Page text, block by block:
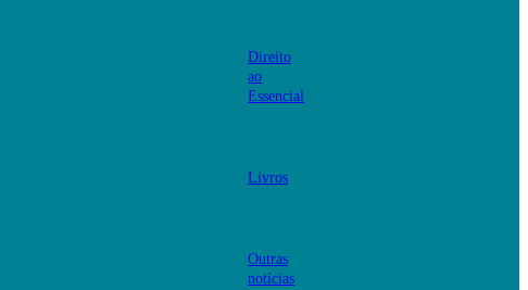
Direito
ao
Essencial
Livros
Outras
notícias